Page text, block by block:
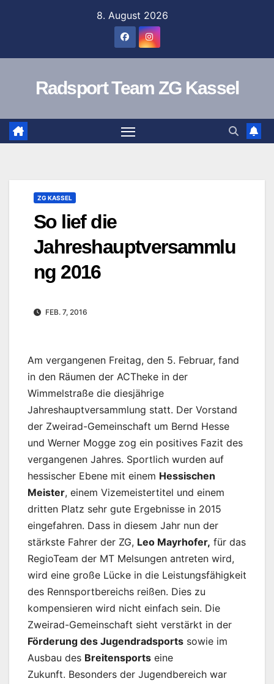
8. August 2026
Radsport Team ZG Kassel
ZG KASSEL
So lief die
Jahreshauptversammlu
ng 2016
FEB. 7, 2016
Am vergangenen Freitag, den 5. Februar, fand
in den Räumen der ACTheke in der
Wimmelstraße die diesjährige
Jahreshauptversammlung statt. Der Vorstand
der Zweirad-Gemeinschaft um Bernd Hesse
und Werner Mogge zog ein positives Fazit des
vergangenen Jahres. Sportlich wurden auf
hessischer Ebene mit einem Hessischen
Meister, einem Vizemeistertitel und einem
dritten Platz sehr gute Ergebnisse in 2015
eingefahren. Dass in diesem Jahr nun der
stärkste Fahrer der ZG, Leo Mayrhofer, für das
RegioTeam der MT Melsungen antreten wird,
wird eine große Lücke in die Leistungsfähigkeit
des Rennsportbereichs reißen. Dies zu
kompensieren wird nicht einfach sein. Die
Zweirad-Gemeinschaft sieht verstärkt in der
Förderung des Jugendradsports sowie im
Ausbau des Breitensports eine
Zukunft. Besonders der Jugendbereich war